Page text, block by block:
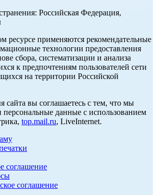
Российская Федерация,
ресурсе применяются рекомендательные
технологии предоставления
сбора, систематизации и анализа
к предпочтениям пользователей сети
на территории Российской
сайта вы соглашаетесь с тем, что мы
данные с использованием
top.mail.ru, LiveInternet.
соглашение
соглашение